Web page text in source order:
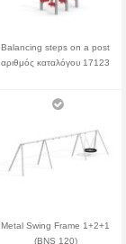
Balancing steps on a post
αριθμός καταλόγου 17123
Metal Swing Frame 1+2+1
(BNS 120)